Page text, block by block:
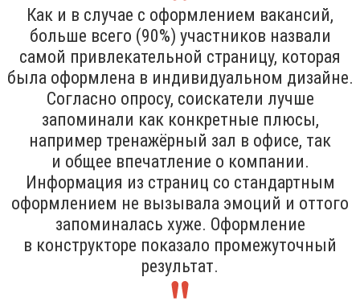
Как и в случае с оформлением вакансий,
больше всего (90%) участников назвали
самой привлекательной страницу, которая
была оформлена в индивидуальном дизайне.
Согласно опросу, соискатели лучше
запоминали как конкретные плюсы,
например тренажёрный зал в офисе, так
и общее впечатление о компании.
Информация из страниц со стандартным
оформлением не вызывала эмоций и оттого
запоминалась хуже. Оформление
в конструкторе показало промежуточный
результат.